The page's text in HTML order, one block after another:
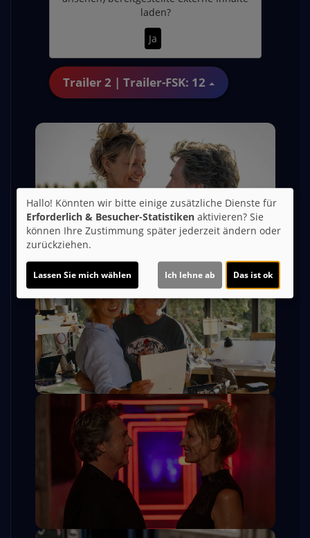
laden?
Ja
Trailer 2 | Trailer-FSK: 12
Hallo! Könnten wir bitte einige zusätzliche Dienste für
Erforderlich & Besucher-Statistiken aktivieren? Sie
können Ihre Zustimmung später jederzeit ändern oder
zurückziehen.
Lassen Sie mich wählen Ich lehne ab Das ist ok